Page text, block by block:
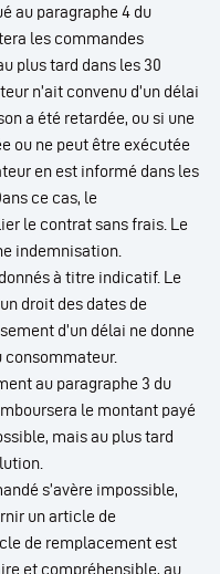
au paragraphe 4 du
les commandes
plus tard dans les 30
n’ait convenu d’un délai
a été retardée, ou si une
ou ne peut être exécutée
en est informé dans les
ce cas, le
le contrat sans frais. Le
indemnisation.
à titre indicatif. Le
droit des dates de
d’un délai ne donne
consommateur.
au paragraphe 3 du
le montant payé
mais au plus tard
s’avère impossible,
un article de
de remplacement est
et compréhensible, au